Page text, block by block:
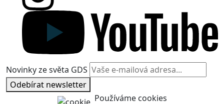
Novinky ze světa GDS
Odebírat newsletter
Používáme cookies